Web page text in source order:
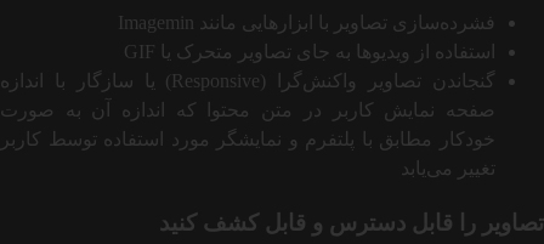
فشرده‌سازی تصاویر با ابزارهایی مانند Imagemin
استفاده از ویدیوها به جای تصاویر متحرک یا GIF
گنجاندن تصاویر واکنش‌گرا (Responsive) یا سازگار با اندازه
صفحه نمایش کاربر در متن محتوا که اندازه آن به صورت
خودکار مطابق با پلتفرم و نمایشگر مورد استفاده توسط کاربر
تغییر می‌یابد
تصاویر را قابل دسترس و قابل کشف کنید